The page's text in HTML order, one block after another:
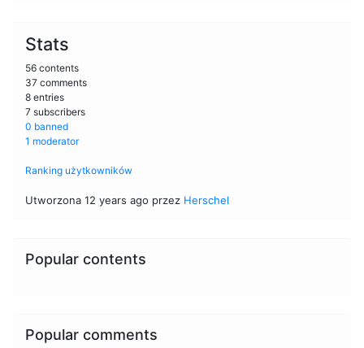
Stats
56 contents
37 comments
8 entries
7 subscribers
0 banned
1 moderator
Ranking użytkowników
Utworzona 12 years ago przez Herschel
Popular contents
Popular comments